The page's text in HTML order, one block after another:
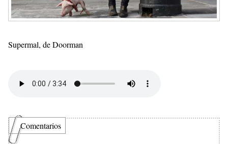
Supermal, de Doorman
Comentarios